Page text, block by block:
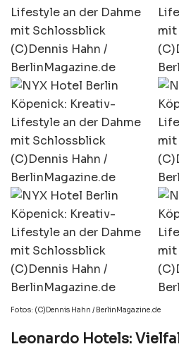
Fotos: (C)Dennis Hahn / BerlinMagazine.de
Leonardo Hotels: